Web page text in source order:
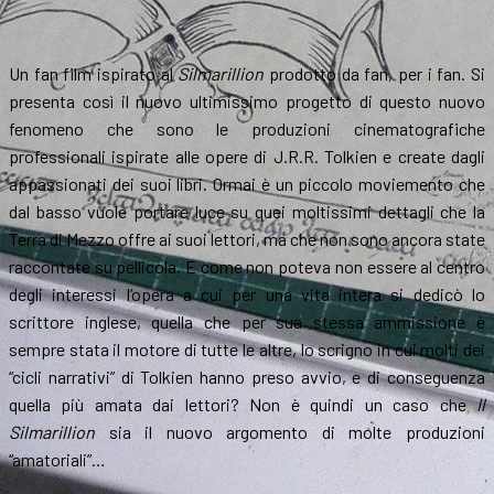
Un fan film ispirato alSilmarillion prodotto da fan, per i fan. Si
presenta così il nuovo ultimissimo progetto di questo nuovo
fenomeno che sono le produzioni cinematografiche
professionali ispirate alle opere di J.R.R. Tolkien e create dagli
appassionati dei suoi libri. Ormai è un piccolo moviemento che
dal basso vuole portare luce su quei moltissimi dettagli che la
Terra di Mezzo offre ai suoi lettori, ma che non sono ancora state
raccontate su pellicola. E come non poteva non essere al centro
degli interessi l’opera a cui per una vita intera si dedicò lo
scrittore inglese, quella che per sua stessa ammissione è
sempre stata il motore di tutte le altre, lo scrigno in cui molti dei
“cicli narrativi” di Tolkien hanno preso avvio, e di conseguenza
quella più amata dai lettori? Non è quindi un caso cheIl
Silmarillion sia il nuovo argomento di molte produzioni
“amatoriali”…